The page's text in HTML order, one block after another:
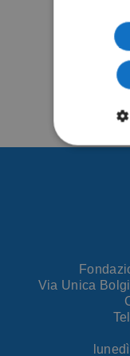
Via Unica
Tel